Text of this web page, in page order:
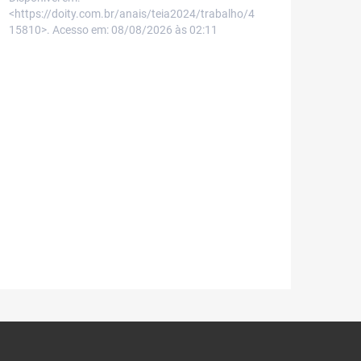
<https://doity.com.br/anais/teia2024/trabalho/4
15810>. Acesso em: 08/08/2026 às 02:11